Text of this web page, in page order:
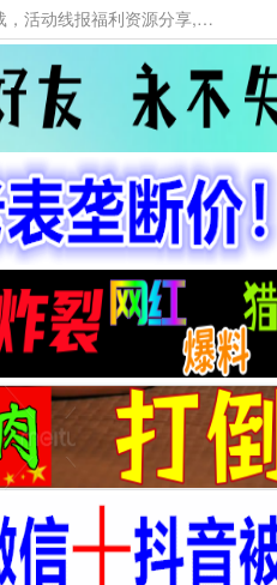
本网站提供资源工具下载，大老表资源工具，大表哥资源网软件工具，大老表资源下载，活动线报福利资源分享,活动线报，大型网游经典游戏，网络热门技术游戏辅助交流与分享。